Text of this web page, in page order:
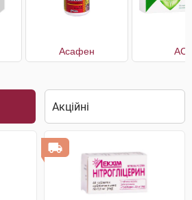
Асафен АСК